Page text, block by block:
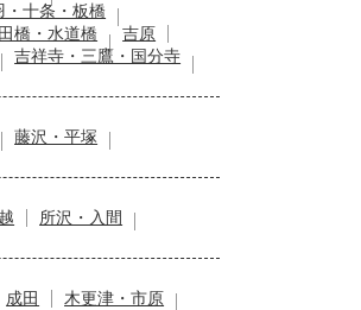
・十条・板橋
橋・水道橋
吉原
吉祥寺・三鷹・国分寺
藤沢・平塚
所沢・入間
成田
木更津・市原